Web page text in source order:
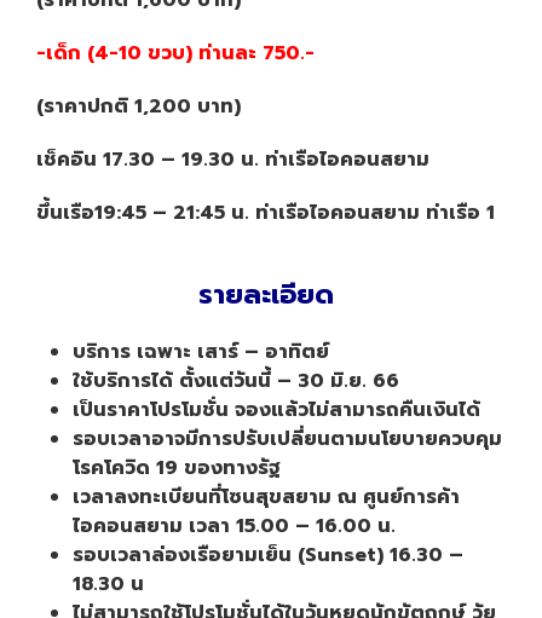
-เด็ก (4-10 ขวบ) ท่านละ 750.-
(ราคาปกติ 1,200 บาท)
เช็คอิน 17.30 – 19.30 น. ท่าเรือไอคอนสยาม
ขึ้นเรือ19:45 – 21:45 น. ท่าเรือไอคอนสยาม ท่าเรือ 1
รายละเอียด
บริการ เฉพาะ เสาร์ – อาทิตย์
ใช้บริการได้ ตั้งแต่วันนี้ – 30 มิ.ย. 66
เป็นราคาโปรโมชั่น จองแล้วไม่สามารถคืนเงินได้
รอบเวลาอาจมีการปรับเปลี่ยนตามนโยบายควบคุม
โรคโควิด 19 ของทางรัฐ
เวลาลงทะเบียนที่โซนสุขสยาม ณ ศูนย์การค้า
ไอคอนสยาม เวลา 15.00 – 16.00 น.
รอบเวลาล่องเรือยามเย็น (Sunset) 16.30 –
18.30 น